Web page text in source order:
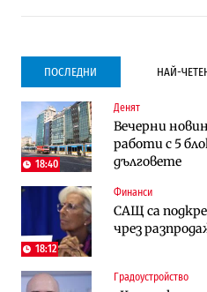
ПОСЛЕДНИ НАЙ-
18:40
Денят
Вечерни
работи с 5
дълговете
18:12
Финанси
САЩ са
чрез
Градоустройство
Градоустройство
Столична
трасе по бул.
Компании
Vivacom
90%
Енергетика
Компании
Vivacom
90%
To:know
Последни дни
в лева: Какво
Градоустройство